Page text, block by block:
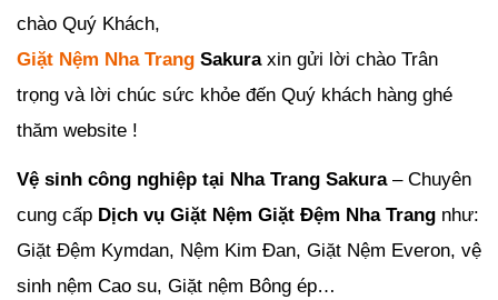
chào Quý Khách,
Giặt Nệm Nha Trang Sakuraxin gửi lời chào Trân
trọng và lời chúc sức khỏe đến Quý khách hàng ghé
thăm website !
Vệ sinh công nghiệp tại Nha Trang Sakura– Chuyên
cung cấp Dịch vụ Giặt Nệm Giặt Đệm Nha Trang như:
Giặt Đệm Kymdan, Nệm Kim Đan, Giặt Nệm Everon, vệ
sinh nệm Cao su, Giặt nệm Bông ép…